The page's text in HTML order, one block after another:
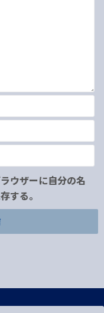
ウザーに自分の名
する。